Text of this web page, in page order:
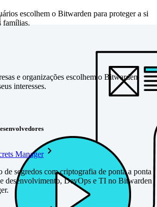
escolhem o Bitwarden para proteger a si
famílias.
e organizações escolhem o Bitwarden
interesses.
Manager
de segredos com criptografia de ponta a ponta
desenvolvimento, DevOps e TI no Bitwarden